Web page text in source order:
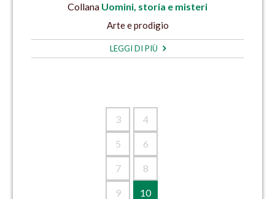
Collana Uomini, storia e misteri
Arte e prodigio
LEGGI DI PIÙ
3 4
5 6
7 8
9 10